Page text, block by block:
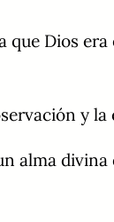
que Dios
y la
alma divina